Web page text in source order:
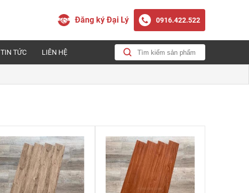
Đăng ký Đại Lý 0916.422.522
TIN TỨC LIÊN HỆ